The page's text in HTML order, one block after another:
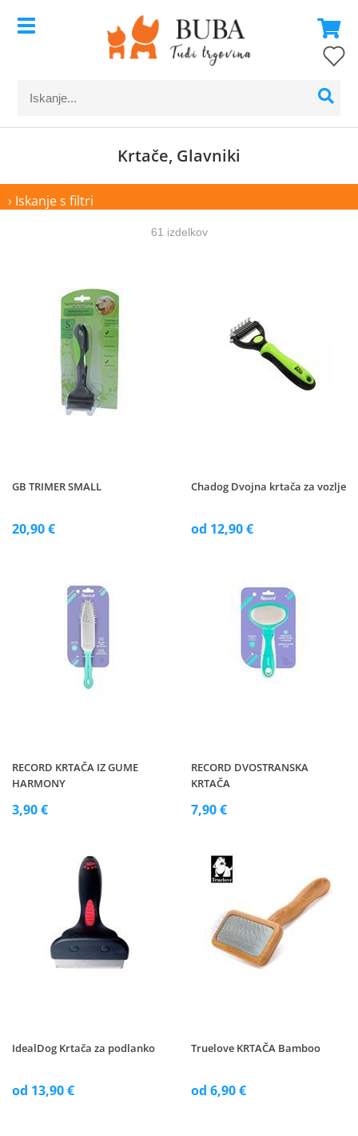
Krtače, Glavniki
› Iskanje s filtri
61 izdelkov
GB TRIMER SMALL
20,90 €
Chadog Dvojna krtača za vozlje
od 12,90 €
RECORD KRTAČA IZ GUME
HARMONY
3,90 €
RECORD DVOSTRANSKA
KRTAČA
7,90 €
IdealDog Krtača za podlanko
od 13,90 €
Truelove KRTAČA Bamboo
od 6,90 €